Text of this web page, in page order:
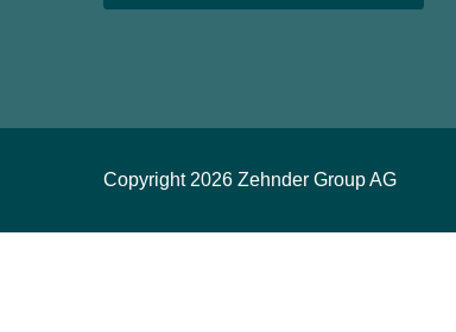
Copyright 2026 Zehnder Group AG